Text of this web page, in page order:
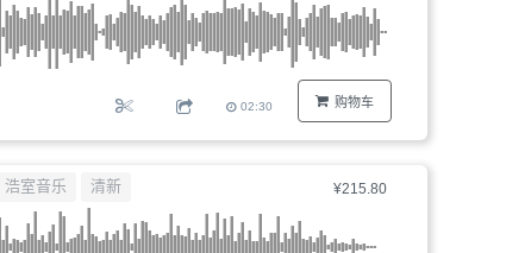
购物车
02:30
¥215.80
浩室音乐 清新